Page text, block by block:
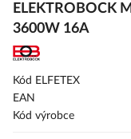
na
začátek
s
ELEKTROBOCK
3600W 16A
Kód ELFETEX
EAN
Kód výrobce